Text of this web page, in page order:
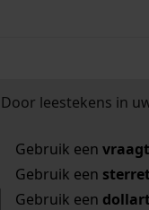
Door leestekens in
Gebruik een
Gebruik een
Gebruik een